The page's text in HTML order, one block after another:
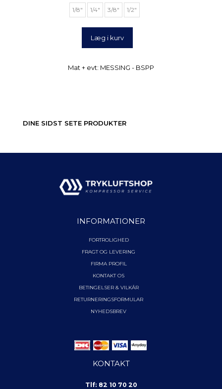
1/8" 1/4" 3/8" 1/2"
Læg i kurv
Mat + evt: MESSING - BSPP
DINE SIDST SETE PRODUKTER
INFORMATIONER
FORTROLIGHED
FRAGT OG LEVERING
FIRMA PROFIL
KONTAKT OS
BETINGELSER & VILKÅR
RETURNERINGSFORMULAR
NYHEDSBREV
KONTAKT
Tlf: 82 10 70 20